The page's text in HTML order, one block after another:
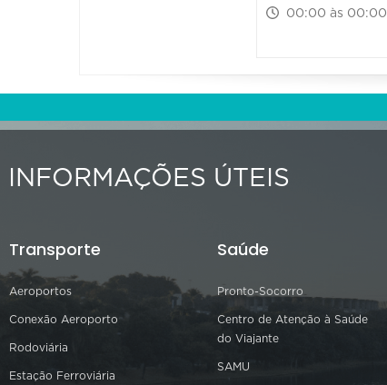
00:00 às 00:00
INFORMAÇÕES ÚTEIS
Transporte
Aeroportos
Conexão Aeroporto
Rodoviária
Estação Ferroviária
Saúde
Pronto-Socorro
Centro de Atenção à Saúde
do Viajante
SAMU